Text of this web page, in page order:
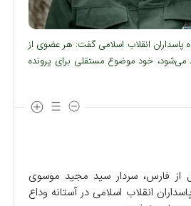
پاسداران انقلاب اسلامی گفت: هر عضوی از
خود موضوع مستقلی برای پرونده
از فارس، سردار سید مجید موسوی
انقلاب اسلامی در آستانه وداع